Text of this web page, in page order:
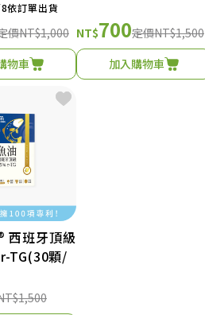
依訂單出貨
價NT$1,000
物車
NT$700定價NT$1,500
加入購物車
西班牙頂級
TG(30顆/